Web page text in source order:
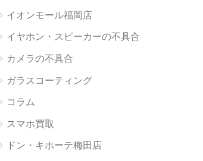
イオンモール福岡店
イヤホン・スピーカーの不具合
カメラの不具合
ガラスコーティング
コラム
スマホ買取
ドン・キホーテ梅田店